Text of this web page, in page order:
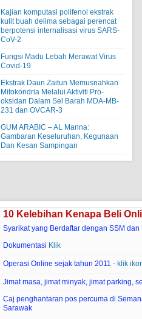
Kajian komputasi polifenol ekstrak
kulit buah delima sebagai perencat
berpotensi internalisasi virus SARS-
CoV-2
Fungsi Madu Lebah Merawat Virus
Covid-19
Ekstrak Daun Zaitun Memusnahkan
Mitokondria Melalui Aktiviti Pro-
oksidan Dalam Sel Barah MDA-MB-
231 dan OVCAR-3
GUM ARABIC – AL Manna:
Gambaran Keseluruhan, Kegunaan
Dan Kesan Sampingan
10 Kelebihan Kenapa Beli
Syarikat yang Berdaftar dengan SSM
Dokumentasi Klik
Operasi Online sejak tahun 2011 - klik
Jimat masa, jimat minyak, jimat parking,
Caj penghantaran pos percuma di
Sarawak